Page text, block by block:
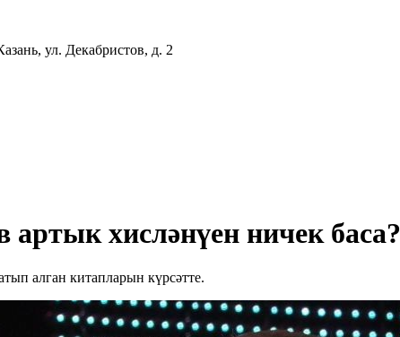
ул. Декабристов, д. 2
хисләнүен ничек баса?
алган китапларын күрсәтте.